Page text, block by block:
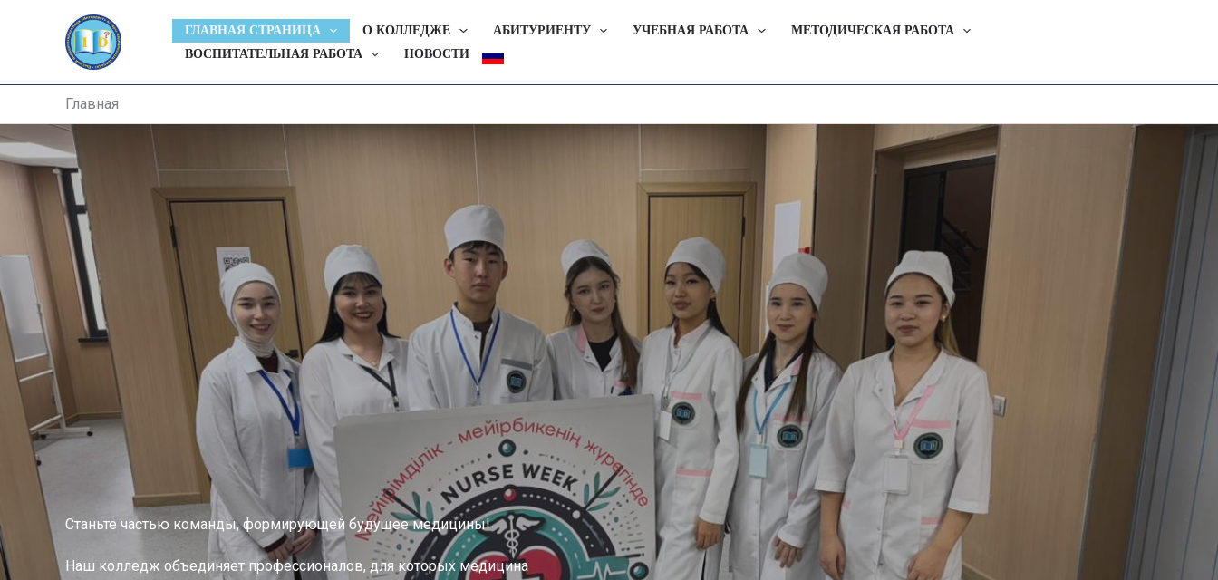
содержимому
ГЛАВНАЯ СТРАНИЦА О КОЛЛЕДЖЕ АБИТУРИЕНТУ УЧЕБНАЯ РАБОТА
МЕТОДИЧЕСКАЯ РАБОТА
ВОСПИТАТЕЛЬНАЯ РАБОТА
НОВОСТИ
Главная
Станьте частью команды, формирующей будущее медицины!
Наш колледж объединяет профессионалов, для которых медицина